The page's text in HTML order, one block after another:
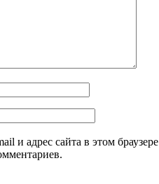
и адрес сайта в этом браузере